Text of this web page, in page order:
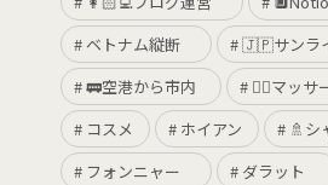
ベトナム縦断
🇯🇵サンラ
🚃空港から市内
💆‍♀️マッサ
コスメ
ホイアン 🚿シ
フォンニャー
ダラット